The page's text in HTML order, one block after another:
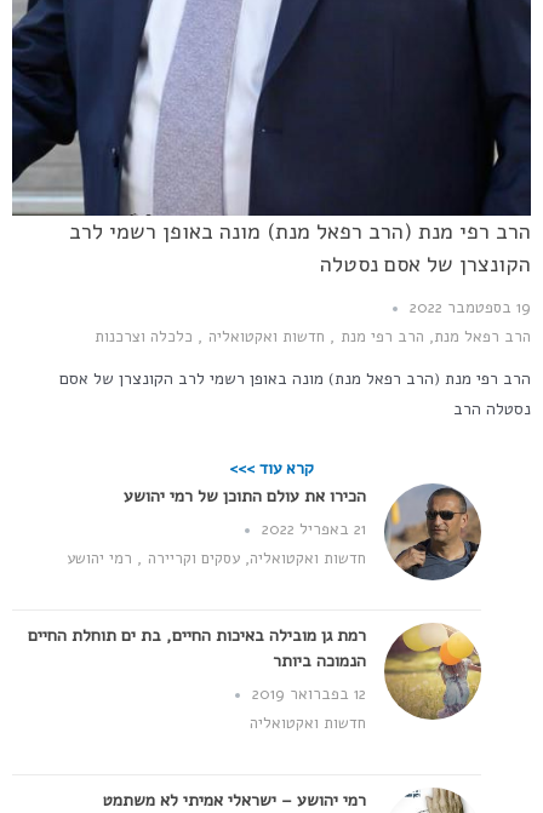
הרב רפי מנת (הרב רפאל מנת) מונה באופן רשמי לרב
הקונצרן של אסם נסטלה
19 בספטמבר 2022
הרב רפאל מנת, הרב רפי מנת , חדשות ואקטואליה , כלכלה וצרכנות
הרב רפי מנת (הרב רפאל מנת) מונה באופן רשמי לרב הקונצרן של אסם
נסטלה הרב
קרא עוד >>>
הכירו את עולם התוכן של רמי יהושע
21 באפריל 2022
חדשות ואקטואליה,עסקים וקריירה , רמי יהושע
רמת גן מובילה באיכות החיים, בת ים תוחלת החיים
הנמוכה ביותר
12 בפברואר 2019
חדשות ואקטואליה
רמי יהושע – ישראלי אמיתי לא משתמט